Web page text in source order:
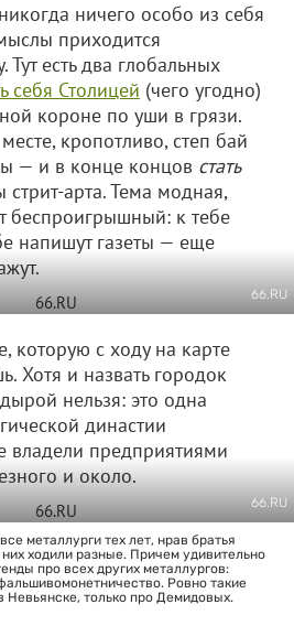
ничего особо из себя
приходится
есть два глобальных
себя Столицей (чего угодно)
короне по уши в грязи.
кропотливо, степ бай
— и в конце концов стать
стрит-арта. Тема модная,
беспроигрышный: к тебе
напишут газеты — еще
66.RU
которую с ходу на карте
Хотя и назвать городок
нельзя: это одна
династии
владели предприятиями
и около.
66.RU
металлурги тех лет, нрав братья
ходили разные. Причем удивительно
про всех других металлургов:
Ровно такие
только про Демидовых.